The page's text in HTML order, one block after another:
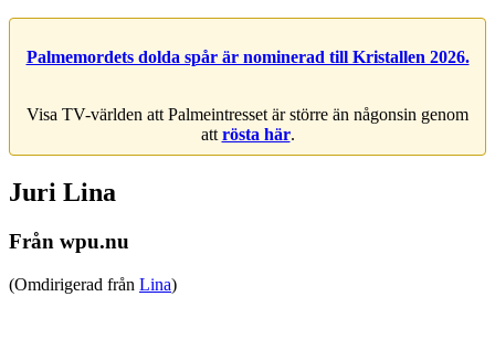
Palmemordets dolda spår är nominerad till Kristallen 2026.
Visa TV-världen att Palmeintresset är större än någonsin genom
att rösta här.
Juri Lina
Från wpu.nu
(Omdirigerad från Lina)